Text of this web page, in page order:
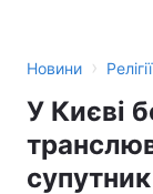
Новини › Релігії
У Києві
супутник